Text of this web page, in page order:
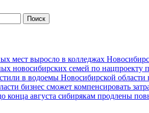
мест выросло в колледжах
новосибирских семей по
в водоемы Новосибирской области
бизнес сможет компенсировать
конца августа сибирякам продлены